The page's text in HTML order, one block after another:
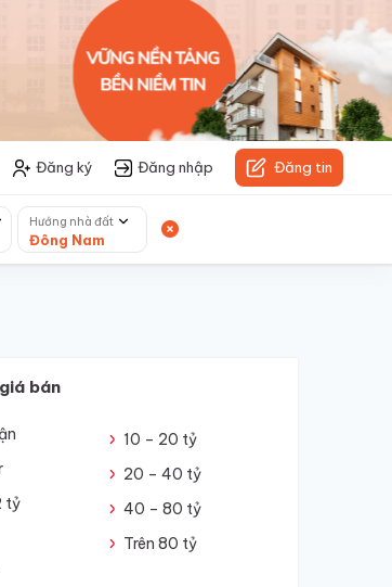
Đăng ký Đăng nhập Đăng tin
Hướng nhà đất
Đông Nam
bán
tỷ
10 – 20 tỷ
20 – 40 tỷ
40 – 80 tỷ
Trên 80 tỷ